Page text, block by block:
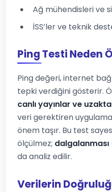
Ağ mühendisleri ve
İSS’ler ve teknik
Ping Testi Neden
Ping değeri, internet
tepki verdiğini gösterir.
canlı yayınlar ve
veri gerektiren
önem taşır. Bu test
ölçülmez; dalgalanması
da analiz edilir.
Verilerin